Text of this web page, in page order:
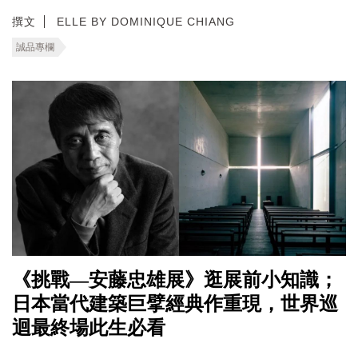
撰文 ELLE BY DOMINIQUE CHIANG
誠品專欄
《挑戰—安藤忠雄展》逛展前小知識；​
日本當代建築巨擘經典作重現，世界巡
迴最終場此生必看